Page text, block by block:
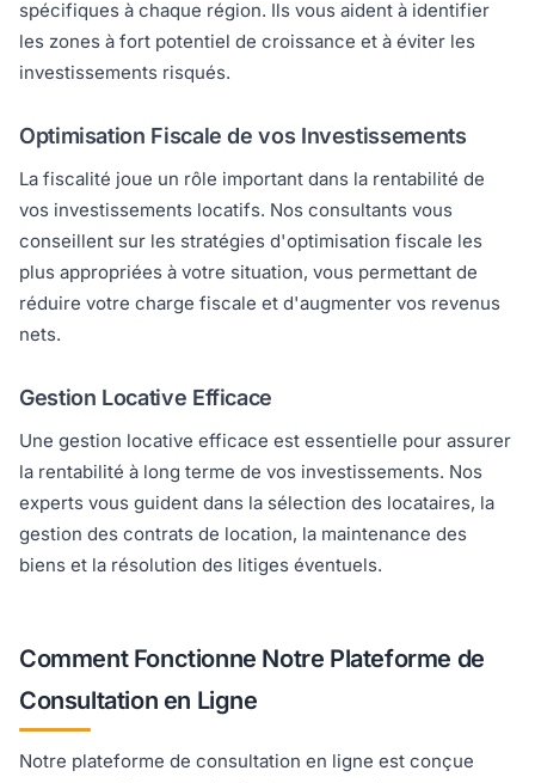
spécifiques à chaque région. Ils vous aident à identifier
les zones à fort potentiel de croissance et à éviter les
investissements risqués.
Optimisation Fiscale de vos Investissements
La fiscalité joue un rôle important dans la rentabilité de
vos investissements locatifs. Nos consultants vous
conseillent sur les stratégies d'optimisation fiscale les
plus appropriées à votre situation, vous permettant de
réduire votre charge fiscale et d'augmenter vos revenus
nets.
Gestion Locative Efficace
Une gestion locative efficace est essentielle pour assurer
la rentabilité à long terme de vos investissements. Nos
experts vous guident dans la sélection des locataires, la
gestion des contrats de location, la maintenance des
biens et la résolution des litiges éventuels.
Comment Fonctionne Notre Plateforme de
Consultation en Ligne
Notre plateforme de consultation en ligne est conçue